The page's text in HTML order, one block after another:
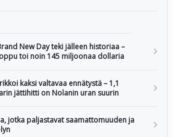
New Day teki jälleen historiaa –
toi noin 145 miljoonaa dollaria
kaksi valtavaa ennätystä – 1,1
jättihitti on Nolanin uran suurin
jotka paljastavat saamattomuuden ja